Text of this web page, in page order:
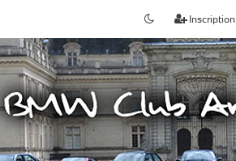
Inscription